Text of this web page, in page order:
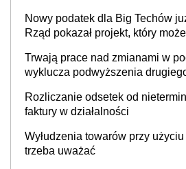
Nowy podatek dla Big Techów
Rząd pokazał projekt, który
Trwają prace nad zmianami w
wyklucza podwyższenia
Rozliczanie odsetek od
faktury w działalności
Wyłudzenia towarów przy
trzeba uważać